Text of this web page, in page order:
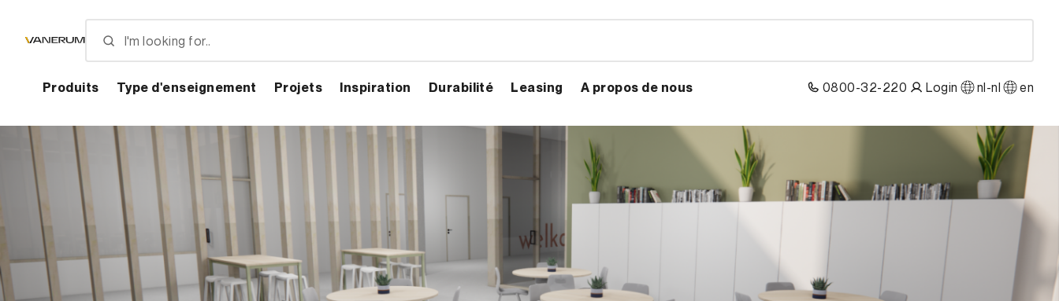
Produits Type d'enseignement Projets Inspiration Durabilité Leasing A propos de nous 0800-32-220 Login nl-nl en